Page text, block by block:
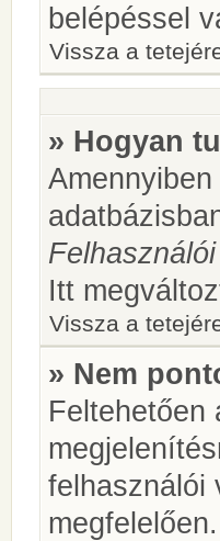
belépéssel
Vissza a
» Hogyan
Itt
Vissza a
» Nem
Feltehetően
felhasználói